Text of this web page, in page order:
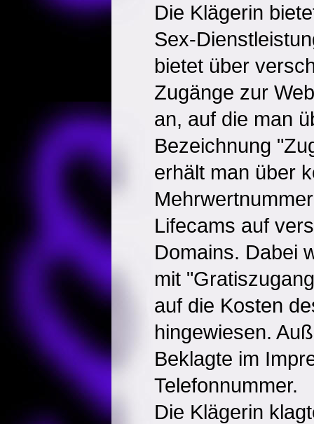
Die Klägerin
Sex-
bietet über
Zugänge zur
an, auf die man
Bezeichnung
erhält man über
Lifecams auf
Domains. Dabei
mit
auf die Kosten
hingewiesen.
Beklagte im
Telefonnummer.
Die Klägerin